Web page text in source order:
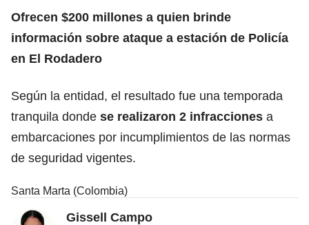
Ofrecen $200 millones a quien brinde
información sobre ataque a estación de Policía
en El Rodadero
Según la entidad, el resultado fue una temporada
tranquila donde se realizaron 2 infracciones a
embarcaciones por incumplimientos de las normas
de seguridad vigentes.
Santa Marta (Colombia)
Gissell Campo